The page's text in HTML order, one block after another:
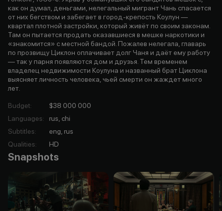
как он думал, деньгами, нелегальный мигрант Чань спасается
от них бегством и забегает в город-крепость Коулун —
квартал плотной застройки, который живёт по своим законам.
Там он пытается продать оказавшиеся в мешке наркотики и
«знакомится» с местной бандой. Пожалев нелегала, главарь
по прозвищу Циклон оплачивает долг Чаня и даёт ему работу
— так у парня появляются дом и друзья. Тем временем
владелец недвижимости Коулуна и названный брат Циклона
выясняет личность человека, чьей смерти он жаждет много
лет.
Budget:
$38 000 000
Languages:
rus, chi
Subtitles:
eng, rus
Qualities: HD
Snapshots